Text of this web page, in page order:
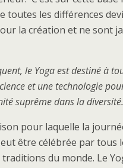
toutes les différences
la création et ne sont
le Yoga est destiné à
et une technologie
suprême dans la diversité.
pour laquelle la
être célébrée par tous
du monde. Le